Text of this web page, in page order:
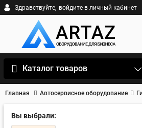
Здравствуйте, войдите в личный кабинет
Каталог товаров
Главная Автосервисное оборудование
Вы выбрали: